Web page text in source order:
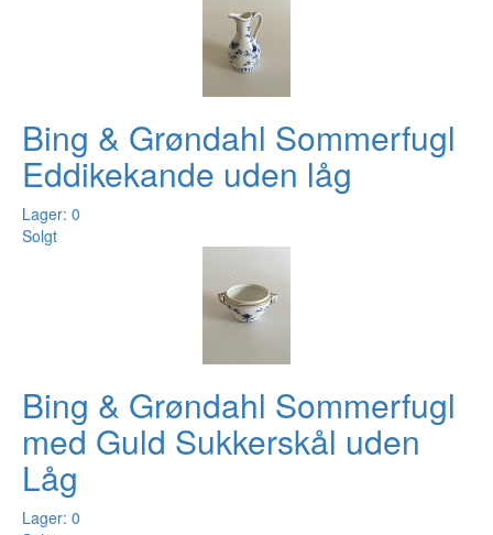
Bing & Grøndahl Sommerfugl
Eddikekande uden låg
Lager: 0
Solgt
Bing & Grøndahl Sommerfugl
med Guld Sukkerskål uden
Låg
Lager: 0